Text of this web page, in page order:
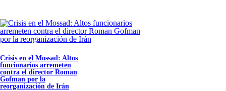
Crisis en el Mossad: Altos
funcionarios arremeten
contra el director Roman
Gofman por la
reorganización de Irán